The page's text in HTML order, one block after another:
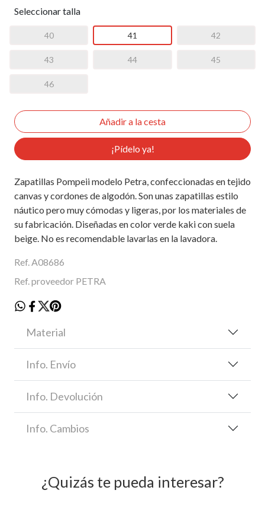
Seleccionar talla
40 41 42
43 44 45
46
¡Pídelo ya!
Zapatillas Pompeii modelo Petra, confeccionadas en tejido
canvas y cordones de algodón. Son unas zapatillas estilo
náutico pero muy cómodas y ligeras, por los materiales de
su fabricación. Diseñadas en color verde kaki con suela
beige. No es recomendable lavarlas en la lavadora.
Ref. A08686
Ref. proveedor PETRA
Material
Info. Envío
Info. Devolución
Info. Cambios
¿Quizás te pueda interesar?